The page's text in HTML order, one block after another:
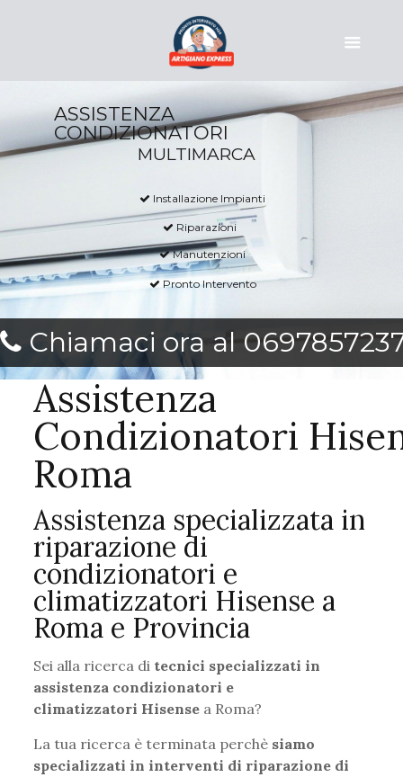
ASSISTENZA
CONDIZIONATORI
MULTIMARCA
Installazione Impianti
Riparazioni
Manutenzioni
Pronto Intervento
Chiamaci ora al
Assistenza
Condizionatori
Roma
Assistenza specializzata in
riparazione di
condizionatori e
climatizzatori Hisense a
Roma e Provincia
Sei alla ricerca di tecnici specializzati in
assistenza condizionatori e
climatizzatori Hisense a Roma?
La tua ricerca è terminata perchè siamo
specializzati in interventi di riparazione di